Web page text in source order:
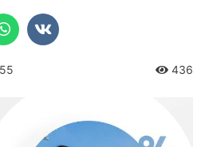
436